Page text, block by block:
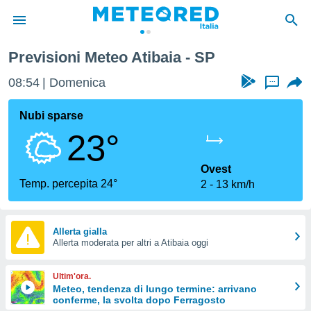
di
per
le
di
Web
le
Previsioni Meteo Atibaia - SP
08:54 Domenica ...
Nubi sparse
23°
Temp. percepita 24°
Ovest
2
13 km/h
Allerta gialla
Allerta moderata per altri a Atibaia oggi
Ultim'ora.
Meteo, tendenza di lungo termine: arrivano
conferme, la svolta dopo Ferragosto